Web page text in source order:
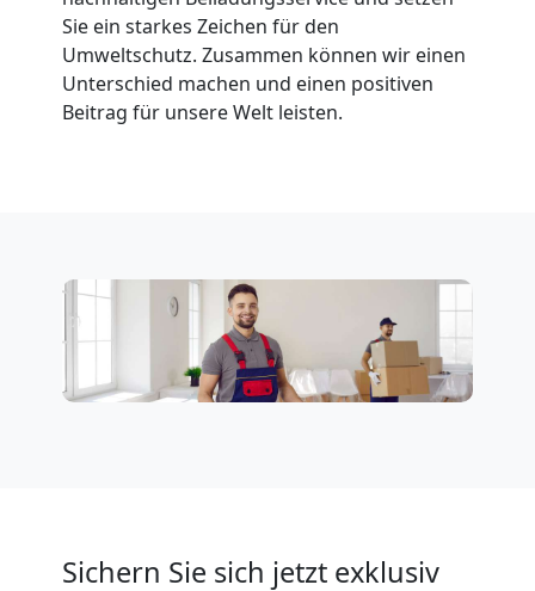
Sie ein starkes Zeichen für den
Umweltschutz. Zusammen können wir einen
Unterschied machen und einen positiven
Beitrag für unsere Welt leisten.
Sichern Sie sich jetzt exklusiv
Neustadt
Privatumzug
Neustadt
Tresortransport